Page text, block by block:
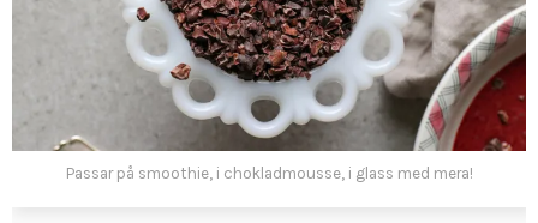
Passar på smoothie, i chokladmousse, i glass med mera!